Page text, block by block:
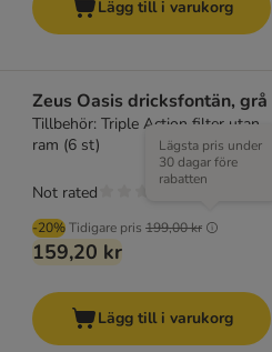
Lägg till i varukorg
Zeus Oasis dricksfontän, grå
Tillbehör: Triple Action filter utan
ram (6 st)
-20%Tidigare pris 199,00 kr
Lägsta pris under
30 dagar före
rabatten
159,20 kr
Not rated
Lägg till i varukorg